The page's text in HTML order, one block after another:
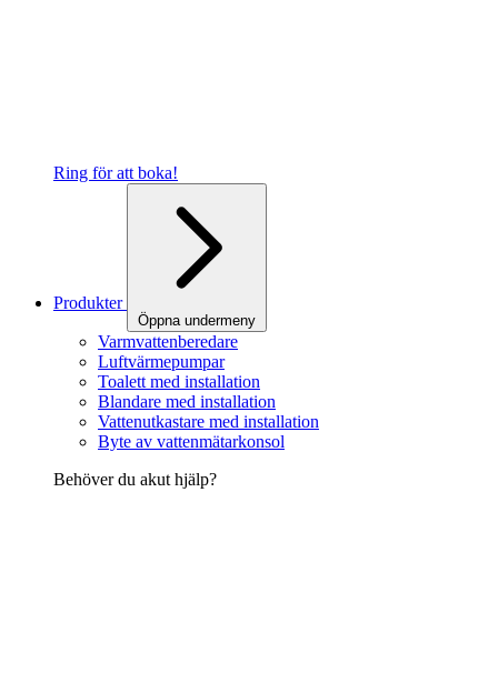
Ring för att boka!
Produkter
Öppna undermeny
Varmvattenberedare
Luftvärmepumpar
Toalett med installation
Blandare med installation
Vattenutkastare med installation
Byte av vattenmätarkonsol
Behöver du akut hjälp?